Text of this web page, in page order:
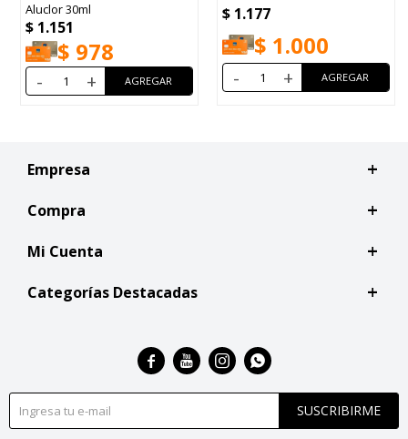
Aluclor 30ml
$ 1.151
$ 978
- +
$ 1.177
$ 1.000
- +
Empresa
Compra
Mi Cuenta
Categorías Destacadas
SUSCRIBIRME
   